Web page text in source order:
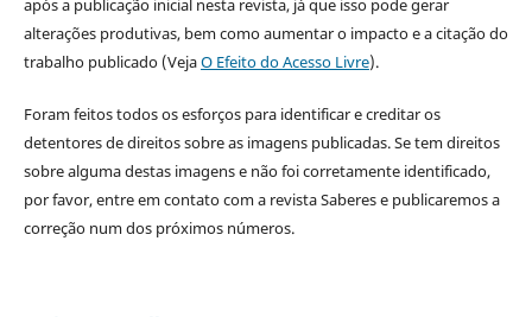
após a publicação inicial nesta revista, já que isso pode gerar
alterações produtivas, bem como aumentar o impacto e a citação do
trabalho publicado (VejaO Efeito do Acesso Livre).
Foram feitos todos os esforços para identificar e creditar os
detentores de direitos sobre as imagens publicadas. Se tem direitos
sobre alguma destas imagens e não foi corretamente identificado,
por favor, entre em contato com a revista Saberes e publicaremos a
correção num dos próximos números.